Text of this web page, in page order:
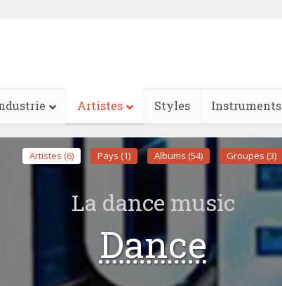
Artistes Styles Instruments
Artistes (6) Pays (1) Albums (54) Groupes (3)
La dance music
Dance